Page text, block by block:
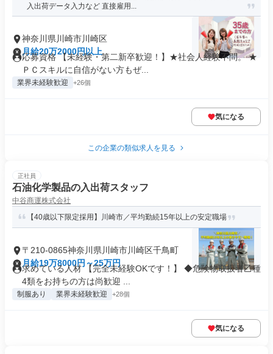
入出荷データ入力など 直接雇用...
神奈川県川崎市川崎区
月給20万2000円以上
応募資格 【未経験・第二新卒歓迎！】★社会人経験不問。 ★
ＰＣスキルに自信がない方もぜ...
業界未経験歓迎 +26個
気になる
この企業の類似求人を見る
正社員
石油化学製品の入出荷スタッフ
中谷商運株式会社
【40歳以下限定採用】川崎市／平均勤続15年以上の安定職場
〒210-0865神奈川県川崎市川崎区千鳥町
月給19万8000円～25万円
求めている人材 【完全未経験OKです！】 ◆危険物取扱者乙種
4類をお持ちの方は尚歓迎 ...
制服あり 業界未経験歓迎 +28個
気になる